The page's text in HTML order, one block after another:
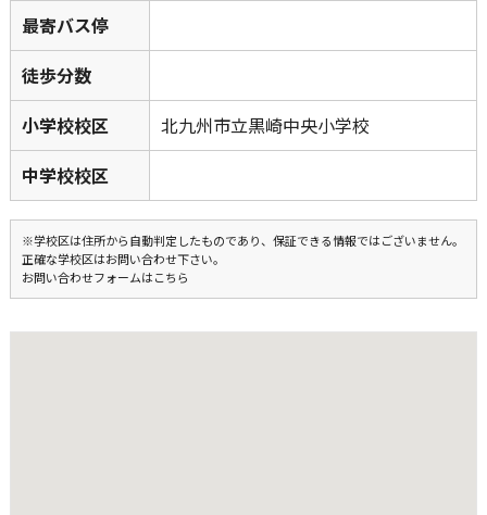
最寄バス停
徒歩分数
小学校校区
北九州市立黒崎中央小学校
中学校校区
※学校区は住所から自動判定したものであり、保証できる情報ではございません。
正確な学校区はお問い合わせ下さい。
お問い合わせフォームはこちら